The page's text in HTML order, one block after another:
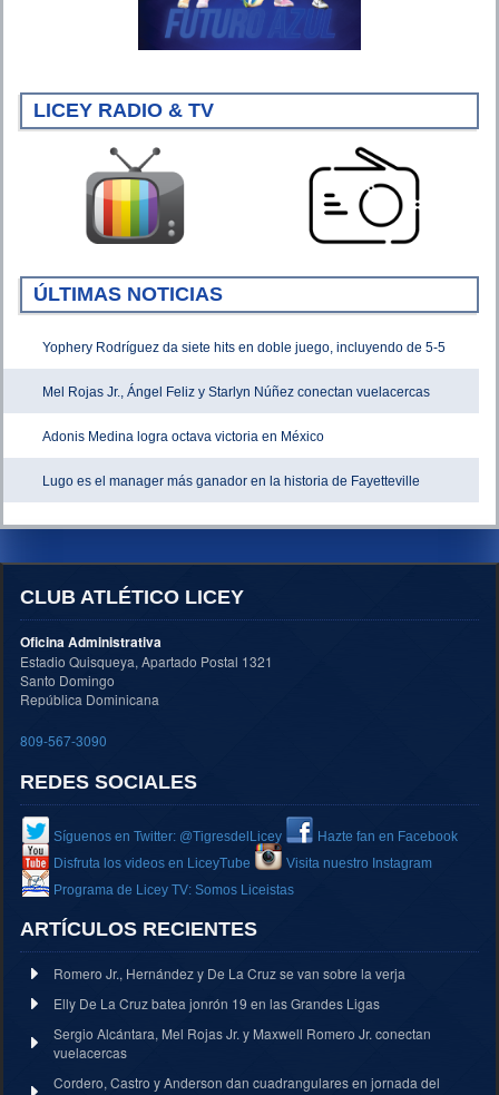
LICEY RADIO & TV
ÚLTIMAS NOTICIAS
Yophery Rodríguez da siete hits en doble juego, incluyendo de 5-5
Mel Rojas Jr., Ángel Feliz y Starlyn Núñez conectan vuelacercas
Adonis Medina logra octava victoria en México
Lugo es el manager más ganador en la historia de Fayetteville
CLUB ATLÉTICO LICEY
Oficina Administrativa
Estadio Quisqueya, Apartado Postal 1321
Santo Domingo
República Dominicana
809-567-3090
REDES SOCIALES
Síguenos en Twitter: @TigresdelLicey
Hazte fan en Facebook
Disfruta los videos en LiceyTube
Visita nuestro Instagram
Programa de Licey TV: Somos Liceistas
ARTÍCULOS RECIENTES
Romero Jr., Hernández y De La Cruz se van sobre la verja
Elly De La Cruz batea jonrón 19 en las Grandes Ligas
Sergio Alcántara, Mel Rojas Jr. y Maxwell Romero Jr. conectan
vuelacercas
Cordero, Castro y Anderson dan cuadrangulares en jornada del